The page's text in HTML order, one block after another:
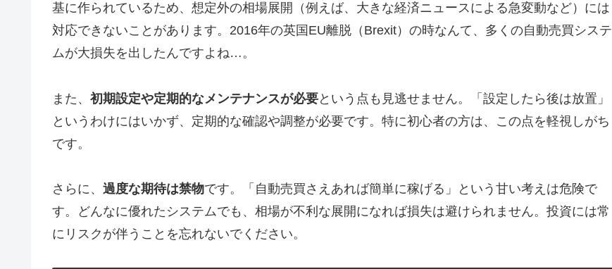
基に作られているため、想定外の相場展開（例えば、大きな経済ニュースによる急変動など）には
対応できないことがあります。2016年の英国EU離脱（Brexit）の時なんて、多くの自動売買システ
ムが大損失を出したんですよね…。
また、 初期設定や定期的なメンテナンスが必要という点も見逃せません。「設定したら後は放置」
というわけにはいかず、定期的な確認や調整が必要です。特に初心者の方は、この点を軽視しがち
です。
さらに、 過度な期待は禁物です。「自動売買さえあれば簡単に稼げる」という甘い考えは危険で
す。どんなに優れたシステムでも、相場が不利な展開になれば損失は避けられません。投資には常
にリスクが伴うことを忘れないでください。